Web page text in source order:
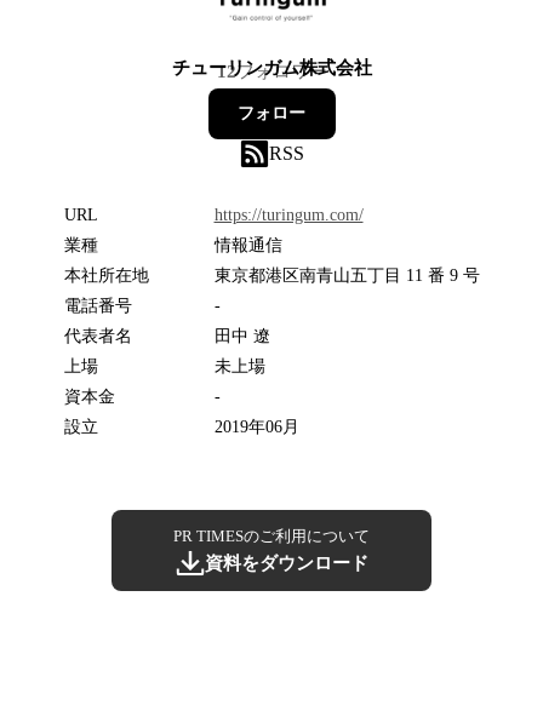
チューリンガム株式会社
12フォロワー
フォロー
RSS
URL
https://turingum.com/
業種
情報通信
本社所在地
東京都港区南青山五丁目 11 番 9 号
電話番号
-
代表者名
田中 遼
上場
未上場
資本金
-
設立
2019年06月
PR TIMESのご利用について
資料をダウンロード